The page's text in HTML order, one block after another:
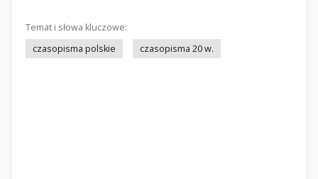
Temat i słowa kluczowe:
czasopisma polskie
czasopisma 20 w.